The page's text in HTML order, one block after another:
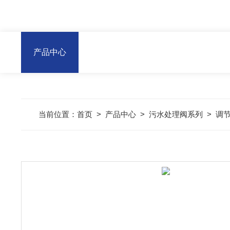
产品中心
当前位置： 首页> 产品中心> 污水处理阀系列 > 调